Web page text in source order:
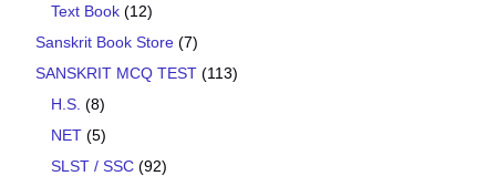
Text Book (12)
Sanskrit Book Store (7)
SANSKRIT MCQ TEST (113)
H.S. (8)
NET (5)
SLST / SSC (92)